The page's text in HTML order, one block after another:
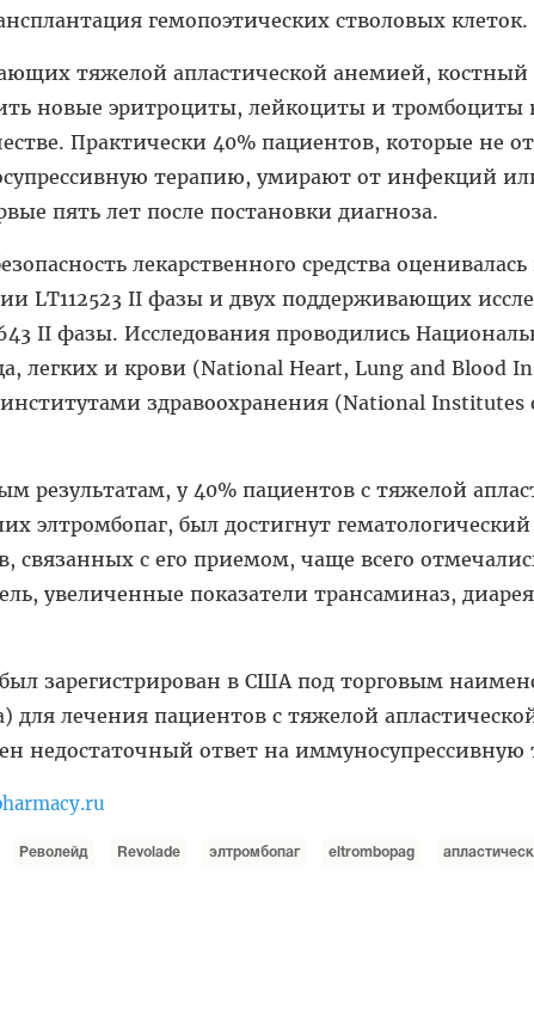
гемопоэтических стволовых клеток.
тяжелой апластической анемией, костный
новые эритроциты, лейкоциты и тромбоциты
Практически 40% пациентов, которые не
терапию, умирают от инфекций
пять лет после постановки диагноза.
лекарственного средства
LT112523 II фазы и двух поддерживающих
II фазы. Исследования проводились
легких и крови (National Heart, Lung and Blood
здравоохранения (National Institutes
результатам, у 40% пациентов с тяжелой
элтромбопаг, был достигнут гематологический
связанных с его приемом, чаще всего
увеличенные показатели трансаминаз,
был зарегистрирован в США под торговым
для лечения пациентов с тяжелой
недостаточный ответ на иммуносупрессивную
Револейд Revolade элтромбопаг eltrombopag